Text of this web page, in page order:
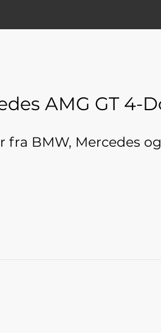
AMG GT 4-
BMW, Mercedes